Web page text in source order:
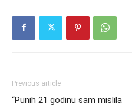
Previous article
“Punih 21 godinu sam mislila